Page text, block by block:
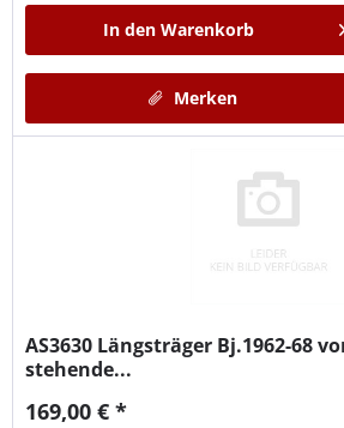
In den Warenkorb
Merken
AS3630 Längsträger Bj.1962-68
stehende...
169,00 € *